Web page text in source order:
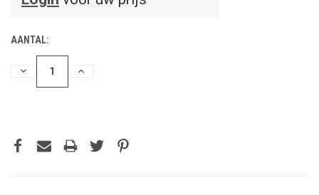
AANTAL:
HOEVEELHEIDHOEVEELHEID